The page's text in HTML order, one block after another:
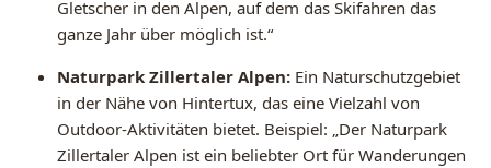
Gletscher in den Alpen, auf dem das Skifahren das
ganze Jahr über möglich ist.“
Naturpark Zillertaler Alpen: Ein Naturschutzgebiet
in der Nähe von Hintertux, das eine Vielzahl von
Outdoor-Aktivitäten bietet. Beispiel: „Der Naturpark
Zillertaler Alpen ist ein beliebter Ort für Wanderungen